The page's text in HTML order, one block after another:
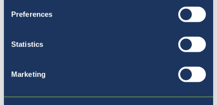
Preferences
Statistics
Marketing
Celostna podpora pri angleškem jeziku
Obšolski program
Vpis